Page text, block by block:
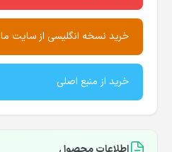
خرید نسخه انگلیسی از سایت ما
خرید از منبع اصلی